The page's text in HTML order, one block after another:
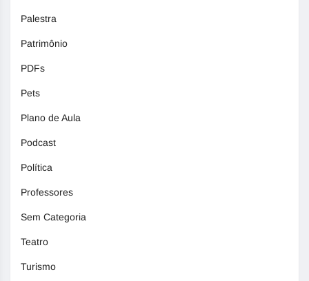
Palestra
Patrimônio
PDFs
Pets
Plano de Aula
Podcast
Política
Professores
Sem Categoria
Teatro
Turismo